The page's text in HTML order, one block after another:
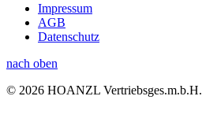
Impressum
AGB
Datenschutz
nach oben
© 2026 HOANZL Vertriebsges.m.b.H.